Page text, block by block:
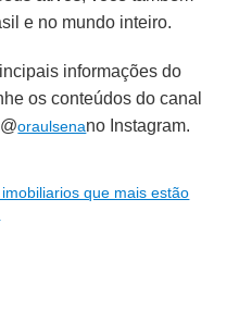
e no mundo inteiro.
informações do
os conteúdos do canal
oraulsenano Instagram.
que mais estão